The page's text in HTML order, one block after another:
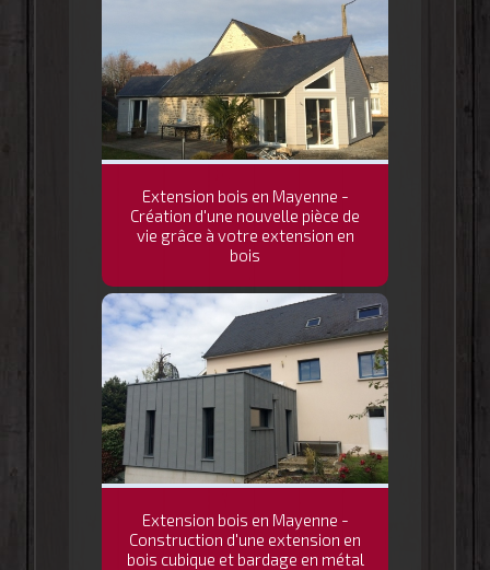
Extension bois en Mayenne -
Création d'une nouvelle pièce de
vie grâce à votre extension en
bois
Extension bois en Mayenne -
Construction d'une extension en
bois cubique et bardage en métal